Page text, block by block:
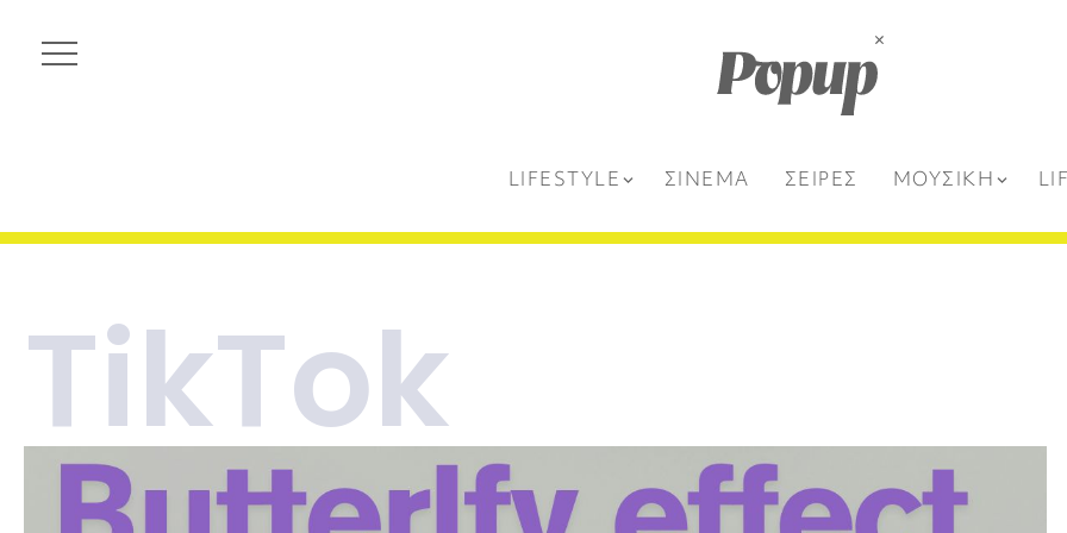
LIFESTYLE ΣΙΝΕΜΑ ΣΕΙΡΕΣ ΜΟΥΣΙΚΗ
TikTok